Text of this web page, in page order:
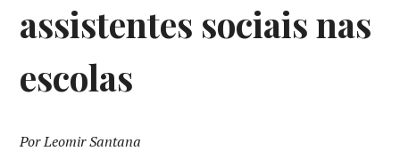
assistentes sociais nas
escolas
Por Leomir Santana